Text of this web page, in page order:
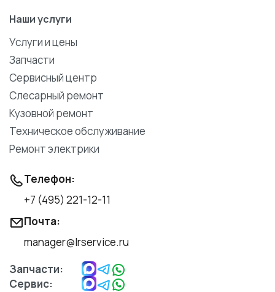
Наши услуги
Услуги и цены
Запчасти
Сервисный центр
Слесарный ремонт
Кузовной ремонт
Техническое обслуживание
Ремонт электрики
Телефон:
+7 (495) 221-12-11
Почта:
manager@lrservice.ru
Запчасти:
Сервис: